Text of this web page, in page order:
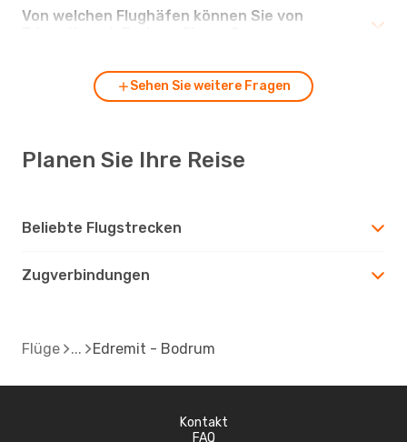
Von welchen Flughäfen können Sie von
Sehen Sie weitere Fragen
Planen Sie Ihre Reise
Beliebte Flugstrecken
Zugverbindungen
Flüge Edremit - Bodrum
Kontakt
FAQ